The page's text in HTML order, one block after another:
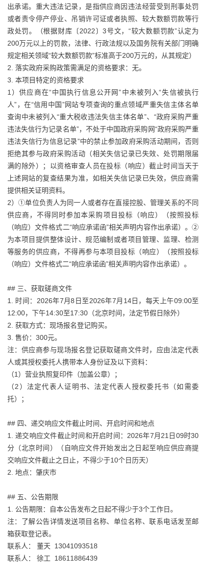
出承诺。重大违法记录，是指供应商因违法经营受到刑事处罚
或者责令停产停业、吊销许可证或者执照、较大数额罚款等行
政处罚。（根据财库〔2022〕3号文，“较大数额罚款”认定为
200万元以上的罚款，法律、行政法规以及国务院有关部门明确
规定相关领域“较大数额罚款”标准高于200万元的，从其规定）
2. 落实政府采购政策需满足的资格要求：无。
3. 本项目特定的资格要求
1）供应商在“中国执行信息公开网”中未被列入“失信被执行
人”，在“信用中国”网站专项查询的重点领域严重失信主体名单
查询中未被列入“重大税收违法失信主体名单”、“政府采购严重
违法失信行为记录名单”，不处于中国政府采购网“政府采购严重
违法失信行为信息记录”中的禁止参加政府采购活动期间，否则
拒绝其参与政府采购活动（相关失信记录已失效、处罚期限届
满的除外）；以资格审查人员在投标（响应）截止时间当天于
上述网站的复查结果为准，如相关失信记录已失效，供应商需
提供相关证明资料。
2）①单位负责人为同一人或者存在直接控股、管理关系的不同
供应商，不得同时参加本采购项目投标（响应）（按照投标
（响应）文件格式二“响应承诺函”相关声明内容作出承诺）。②
为本项目提供整体设计、规范编制或者项目管理、监理、检测
等服务的供应商，不得再参与本项目投标（响应）（按照投标
（响应）文件格式二“响应承诺函”相关声明内容作出承诺）。
## 三、获取磋商文件
1. 时间：2026年7月8日至2026年7月14日，每天上午09:00至
12:00，下午14:30至17:30（北京时间，法定节假日除外）
2. 获取方式：现场报名登记购买。
3. 售价：300元。
注：供应商参与现场报名登记获取磋商文件时，应由法定代表
人或其授权委托人携带本人身份证及以下资料：
（1）营业执照复印件（加盖公章）；
（2）法定代表人证明书、法定代表人授权委托书（如需委
托）；
## 四、递交响应文件截止时间、开启时间和地点
1. 递交响应文件截止时间和开启时间：2026年7月21日09时30
分（北京时间）（自响应文件开始发出之日起至响应供应商提
交响应文件截止之日止，不得少于10个日历天）
2. 地点：肇庆市
## 五、公告期限
1. 公告期限：自本公告发布之日起不得少于3个工作日。
注：了解公告详情发送项目名称、单位名称、联系电话发至邮
箱获取登记表。
联系人： 董天 13041093518
联系人： 徐工 18611886439